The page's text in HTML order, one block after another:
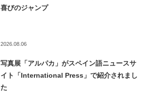
喜びのジャンプ
2026.08.06
写真展「アルパカ」がスペイン語ニュースサ
イト「International Press」で紹介されまし
た